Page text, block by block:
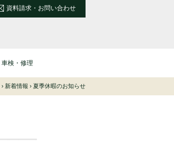
資料請求・お問い合わせ
車検・修理
› 新着情報 › 夏季休暇のお知らせ